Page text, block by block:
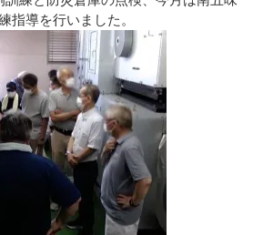
指導を行いました。